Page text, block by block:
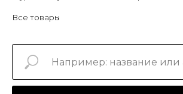
Все товары